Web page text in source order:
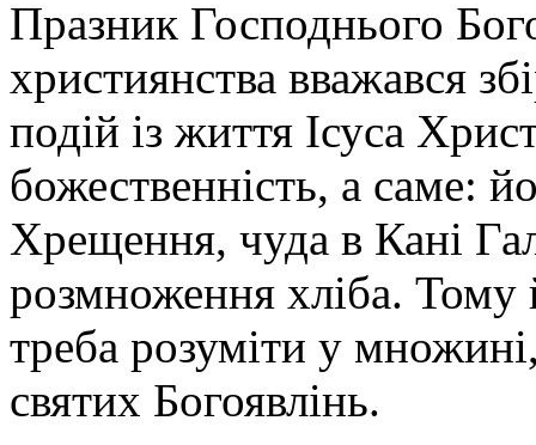
Празник Господнього
християнства вважався
подій із життя Ісуса
божественність, а саме:
Хрещення, чуда в Кані
розмноження хліба.
треба розуміти у
святих Богоявлінь.